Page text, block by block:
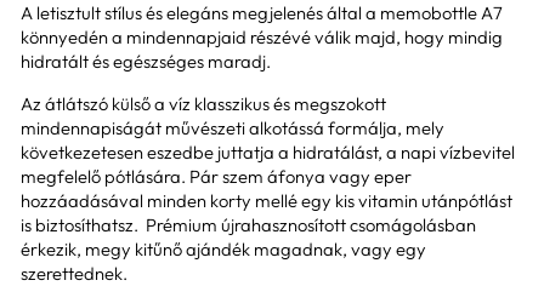
A letisztult stílus és elegáns megjelenés által a memobottle A7
könnyedén a mindennapjaid részévé válik majd, hogy mindig
hidratált és egészséges maradj.
Az átlátszó külső a víz klasszikus és megszokott
mindennapiságát művészeti alkotássá formálja, mely
következetesen eszedbe juttatja a hidratálást, a napi vízbevitel
megfelelő pótlására. Pár szem áfonya vagy eper
hozzáadásával minden korty mellé egy kis vitamin utánpótlást
is biztosíthatsz. Prémium újrahasznosított csomágolásban
érkezik, megy kitűnő ajándék magadnak, vagy egy
szerettednek.